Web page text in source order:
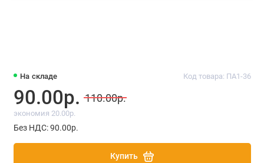
На складе Код товара: ПА1-36
90.00р. 110.00р.
экономия 20.00р.
Без НДС: 90.00р.
Купить